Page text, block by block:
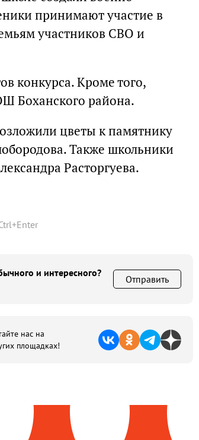
принимают участие в
участников СВО и
конкурса. Кроме того,
Боханского района.
цветы к памятнику
Также школьники
Расторгуева.
+Enter
и интересного?
Отправить
нас на
площадках!